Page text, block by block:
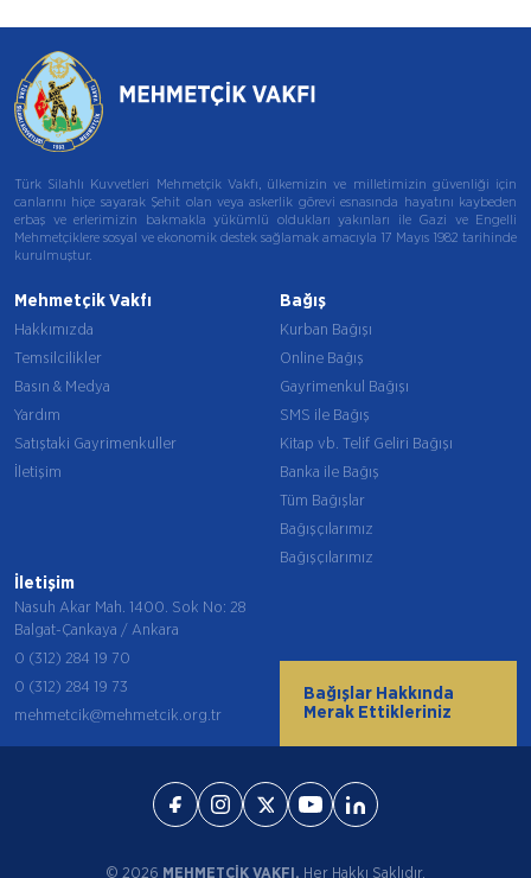
Türk Silahlı Kuvvetleri Mehmetçik Vakfı, ülkemizin ve milletimizin güvenliği için
canlarını hiçe sayarak Şehit olan veya askerlik görevi esnasında hayatını kaybeden
erbaş ve erlerimizin bakmakla yükümlü oldukları yakınları ile Gazi ve Engelli
Mehmetçiklere sosyal ve ekonomik destek sağlamak amacıyla 17 Mayıs 1982 tarihinde
kurulmuştur.
Mehmetçik Vakfı
Hakkımızda
Temsilcilikler
Basın & Medya
Yardım
Satıştaki Gayrimenkuller
İletişim
Bağış
Kurban Bağışı
Online Bağış
Gayrimenkul Bağışı
SMS ile Bağış
Kitap vb. Telif Geliri Bağışı
Banka ile Bağış
Tüm Bağışlar
Bağışçılarımız
Bağışçılarımız
İletişim
Nasuh Akar Mah. 1400. Sok No: 28
Balgat-Çankaya / Ankara
0 (312) 284 19 70
0 (312) 284 19 73
mehmetcik@mehmetcik.org.tr
Bağışlar Hakkında
Merak Ettikleriniz
© 2026 MEHMETÇİK VAKFI. Her Hakkı Saklıdır.